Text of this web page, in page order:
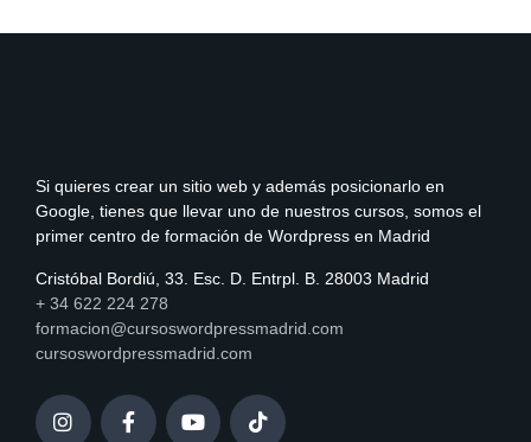
Si quieres crear un sitio web y además posicionarlo en
Google, tienes que llevar uno de nuestros cursos, somos el
primer centro de formación de Wordpress en Madrid
Cristóbal Bordiú, 33. Esc. D. Entrpl. B. 28003 Madrid
+ 34 622 224 278
formacion@cursoswordpressmadrid.com
cursoswordpressmadrid.com